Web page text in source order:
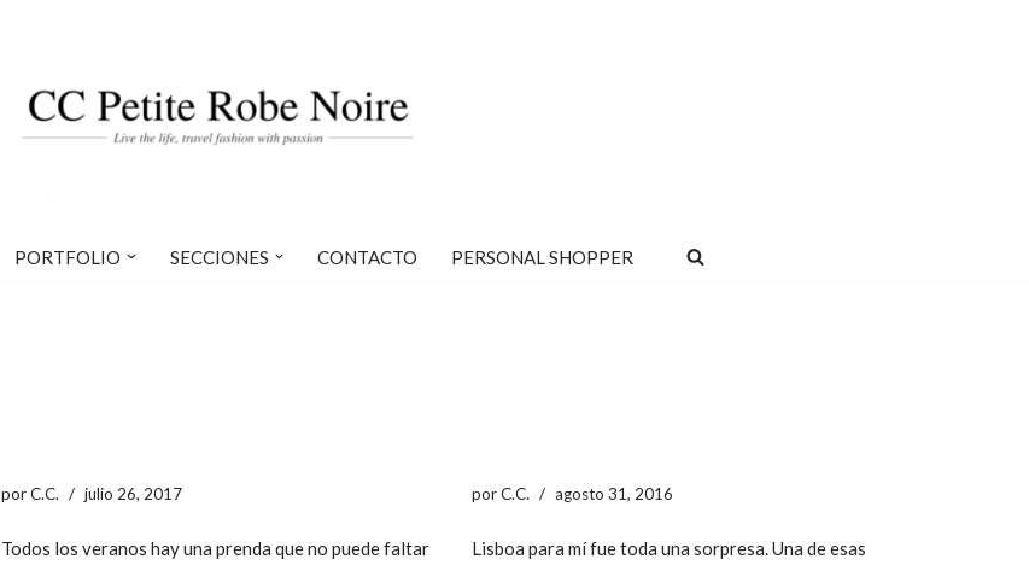
PORTFOLIO SECCIONES CONTACTO PERSONAL SHOPPER
porC.C. julio 26, 2017
Todos los veranos hay una prenda que no puede faltar
porC.C. agosto 31, 2016
Lisboa para mí fue toda una sorpresa. Una de esas